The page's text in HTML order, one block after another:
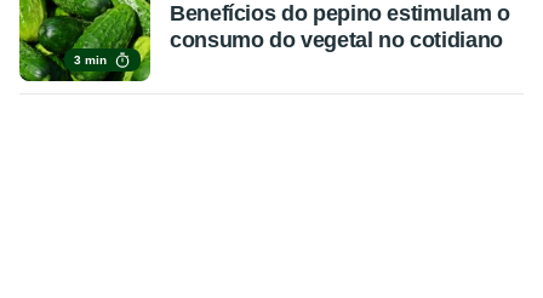
3 min
Benefícios do pepino estimulam o
consumo do vegetal no cotidiano